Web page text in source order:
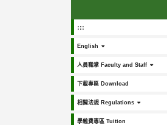
:::
English
人員職掌 Faculty and Staff
下載專區 Download
相關法規 Regulations
學雜費專區 Tuition